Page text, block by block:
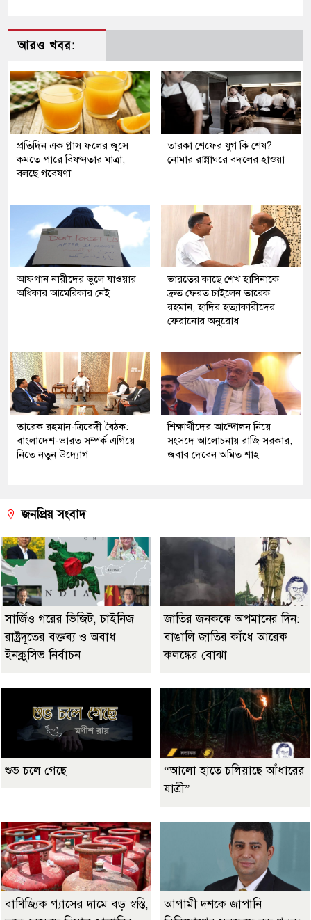
আরও খবর:
প্রতিদিন এক গ্লাস ফলের জুসে
কমতে পারে বিষণ্নতার মাত্রা,
বলছে গবেষণা
তারকা শেফের যুগ কি শেষ?
নোমার রান্নাঘরে বদলের হাওয়া
আফগান নারীদের ভুলে যাওয়ার
অধিকার আমেরিকার নেই
ভারতের কাছে শেখ হাসিনাকে
দ্রুত ফেরত চাইলেন তারেক
রহমান, হাদির হত্যাকারীদের
ফেরানোর অনুরোধ
তারেক রহমান-ত্রিবেদী বৈঠক:
বাংলাদেশ-ভারত সম্পর্ক এগিয়ে
নিতে নতুন উদ্যোগ
শিক্ষার্থীদের আন্দোলন নিয়ে
সংসদে আলোচনায় রাজি সরকার,
জবাব দেবেন অমিত শাহ
জনপ্রিয় সংবাদ
সার্জিও গরের ভিজিট, চাইনিজ
রাষ্ট্রদূতের বক্তব্য ও অবাধ
ইনক্লুসিভ নির্বাচন
জাতির জনককে অপমানের দিন:
বাঙালি জাতির কাঁধে আরেক
কলঙ্কের বোঝা
শুভ চলে গেছে
“আলো হাতে চলিয়াছে আঁধারের
যাত্রী”
বাণিজ্যিক গ্যাসের দামে বড় স্বস্তি,
আগামী দশকে জাপানি